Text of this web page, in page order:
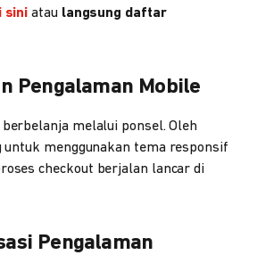
sini atau langsung daftar
Pengalaman Mobile
berbelanja melalui ponsel. Oleh
untuk menggunakan tema responsif
checkout berjalan lancar di
Pengalaman